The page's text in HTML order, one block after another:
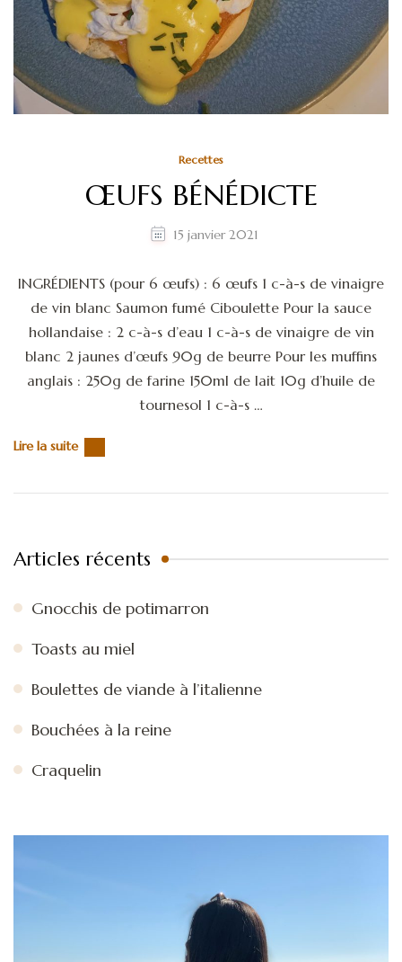
Recettes
ŒUFS BÉNÉDICTE
15 janvier 2021
INGRÉDIENTS (pour 6 œufs) : 6 œufs 1 c-à-s de vinaigre
de vin blanc Saumon fumé Ciboulette Pour la sauce
hollandaise : 2 c-à-s d’eau 1 c-à-s de vinaigre de vin
blanc 2 jaunes d’œufs 90g de beurre Pour les muffins
anglais : 250g de farine 150ml de lait 10g d’huile de
tournesol 1 c-à-s …
Lire la suite
Articles récents
Gnocchis de potimarron
Toasts au miel
Boulettes de viande à l’italienne
Bouchées à la reine
Craquelin